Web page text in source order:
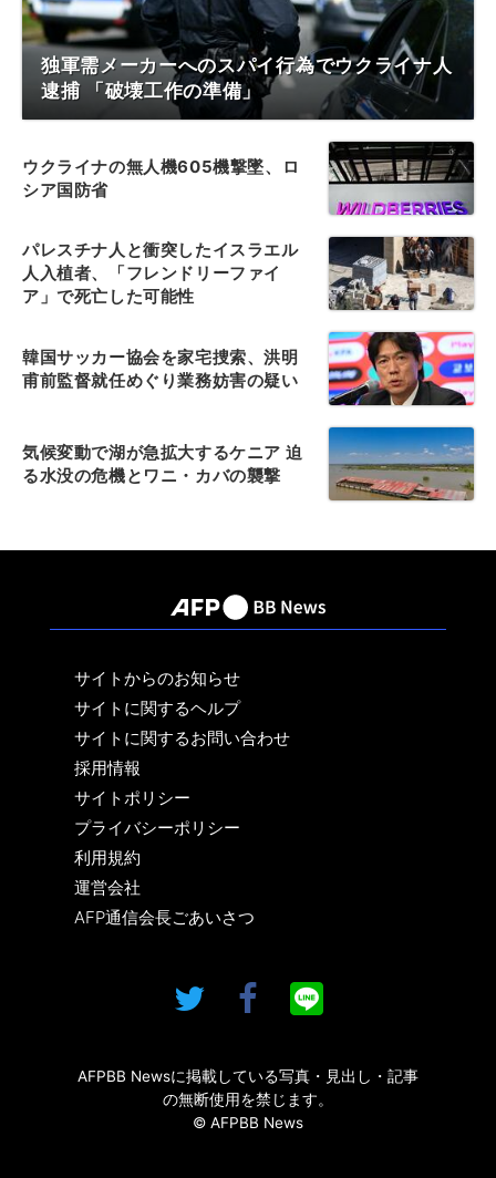
独軍需メーカーへのスパイ行為でウクライナ人
逮捕 「破壊工作の準備」
ウクライナの無人機605機撃墜、ロ
シア国防省
パレスチナ人と衝突したイスラエル
人入植者、「フレンドリーファイ
ア」で死亡した可能性
韓国サッカー協会を家宅捜索、洪明
甫前監督就任めぐり業務妨害の疑い
気候変動で湖が急拡大するケニア 迫
る水没の危機とワニ・カバの襲撃
サイトからのお知らせ
サイトに関するヘルプ
サイトに関するお問い合わせ
採用情報
サイトポリシー
プライバシーポリシー
利用規約
運営会社
AFP通信会長ごあいさつ
AFPBB Newsに掲載している写真・見出し・記事
の無断使用を禁じます。
© AFPBB News